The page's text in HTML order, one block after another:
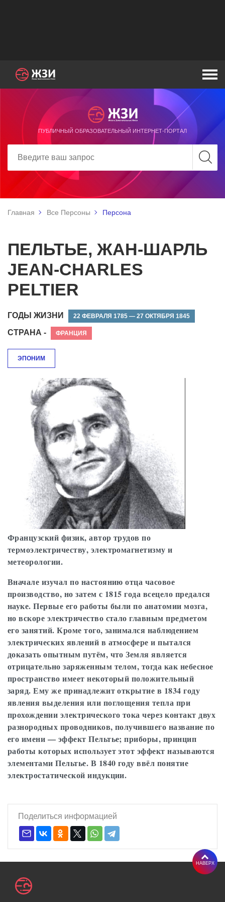
ПУБЛИЧНЫЙ ОБРАЗОВАТЕЛЬНЫЙ ИНТЕРНЕТ-ПОРТАЛ
Главная Все Персоны Персона
ПЕЛЬТЬЕ, ЖАН-ШАРЛЬ
JEAN-CHARLES
PELTIER
ГОДЫ ЖИЗНИ 22 ФЕВРАЛЯ 1785 — 27 ОКТЯБРЯ 1845
СТРАНА - ФРАНЦИЯ
ЭПОНИМ
Французский физик, автор трудов по
термоэлектричеству, электромагнетизму и
метеорологии.
Вначале изучал по настоянию отца часовое
производство, но затем с 1815 года всецело предался
науке. Первые его работы были по анатомии мозга,
но вскоре электричество стало главным предметом
его занятий. Кроме того, занимался наблюдением
электрических явлений в атмосфере и пытался
доказать опытным путём, что Земля является
отрицательно заряженным телом, тогда как небесное
пространство имеет некоторый положительный
заряд. Ему же принадлежит открытие в 1834 году
явления выделения или поглощения тепла при
прохождении электрического тока через контакт двух
разнородных проводников, получившего название по
его имени — эффект Пельтье; приборы, принцип
работы которых использует этот эффект называются
элементами Пельтье. В 1840 году ввёл понятие
электростатической индукции.
Поделиться информацией
НАВЕРХ